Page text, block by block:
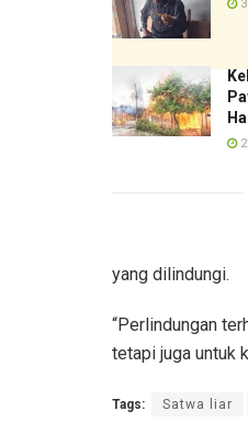
yang dilindungi.
“Perlindungan
tetapi juga untuk
Tags: Satwa liar